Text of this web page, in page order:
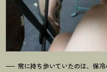
常に持ち歩いていたのは、保